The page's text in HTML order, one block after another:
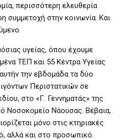
περισσότερη ελευθερία
συμμετοχή στην κοινωνία. Και
υγείας, όπου έχουμε
ΤΕΠ και 55 Κέντρα Υγείας
την εβδομάδα τα δύο
Περιστατικών σε
στο «Γ. Γεννηματάς» της
Νοσοκομείο Νάουσας. Βέβαια,
μόνο στις κτηριακές
αλλά και στο προσωπικό.